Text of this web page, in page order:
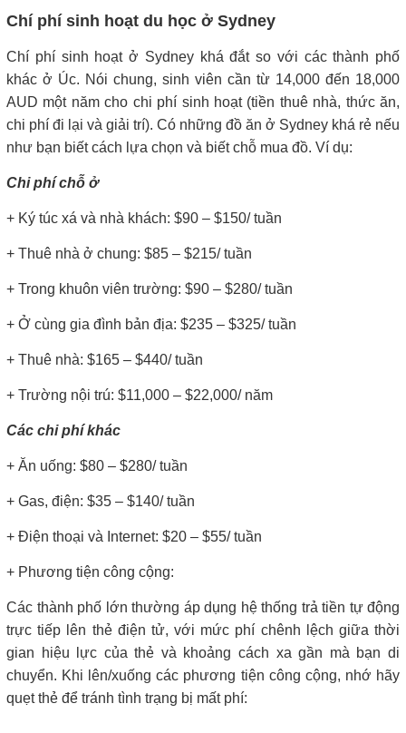
Chí phí sinh hoạt du học ở Sydney
Chí phí sinh hoạt ở Sydney khá đắt so với các thành phố
khác ở Úc. Nói chung, sinh viên cần từ 14,000 đến 18,000
AUD một năm cho chi phí sinh hoạt (tiền thuê nhà, thức ăn,
chi phí đi lại và giải trí). Có những đồ ăn ở Sydney khá rẻ nếu
như bạn biết cách lựa chọn và biết chỗ mua đồ. Ví dụ:
Chi phí chỗ ở
+ Ký túc xá và nhà khách: $90 – $150/ tuần
+ Thuê nhà ở chung: $85 – $215/ tuần
+ Trong khuôn viên trường: $90 – $280/ tuần
+ Ở cùng gia đình bản địa: $235 – $325/ tuần
+ Thuê nhà: $165 – $440/ tuần
+ Trường nội trú: $11,000 – $22,000/ năm
Các chi phí khác
+ Ăn uống: $80 – $280/ tuần
+ Gas, điện: $35 – $140/ tuần
+ Điện thoại và Internet: $20 – $55/ tuần
+ Phương tiện công cộng:
Các thành phố lớn thường áp dụng hệ thống trả tiền tự động
trực tiếp lên thẻ điện tử, với mức phí chênh lệch giữa thời
gian hiệu lực của thẻ và khoảng cách xa gần mà bạn di
chuyển. Khi lên/xuống các phương tiện công cộng, nhớ hãy
quẹt thẻ để tránh tình trạng bị mất phí: